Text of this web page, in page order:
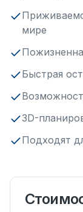
мире
Быстрая
3D-
Подходят